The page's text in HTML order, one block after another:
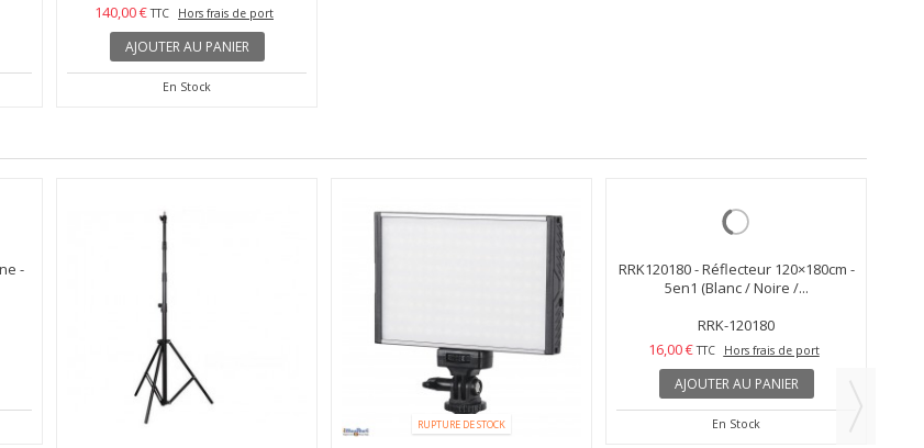
140,00 € TTC Hors frais de port
AJOUTER AU PANIER
En Stock
RUPTURE DE STOCK